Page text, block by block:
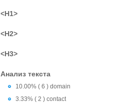
<H1>
<H2>
<H3>
Анализ текста
10.00% ( 6 ) domain
3.33% ( 2 ) contact